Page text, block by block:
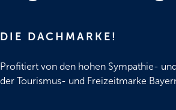
DIE DACHMARKE!
Profitiert von den hohen Sympathie-
der Tourismus- und Freizeitmarke